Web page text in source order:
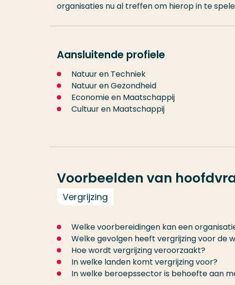
organisaties nu al treffen om hierop in te
Aansluitende profiele
Natuur en Techniek
Natuur en Gezondheid
Economie en Maatschappij
Cultuur en Maatschappij
Voorbeelden van
Vergrijzing
Welke voorbereidingen kan een
Welke gevolgen heeft vergrijzing voor de
Hoe wordt vergrijzing veroorzaakt?
In welke landen komt vergrijzing voor?
In welke beroepssector is behoefte aan